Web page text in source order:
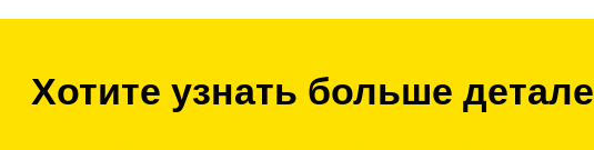
Хотите узнать больше